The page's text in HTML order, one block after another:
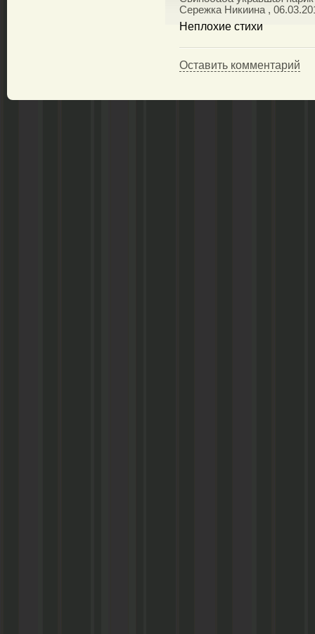
Сережка Никиина ,
Неплохие стихи
Оставить комментарий